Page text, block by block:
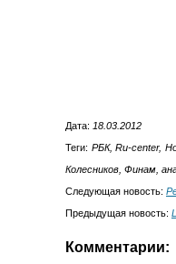
Дата: 18.03.2012
Теги: РБК, Ru-center,
Колесников, Финам,
Следующая новость:
Предыдущая новость:
Комментарии: